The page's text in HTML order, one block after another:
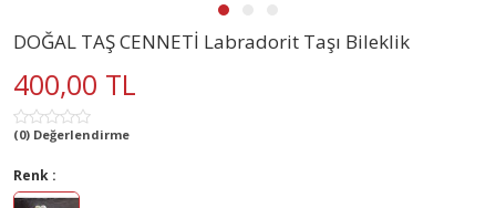
DOĞAL TAŞ CENNETİ Labradorit Taşı Bileklik
400,00 TL
(0) Değerlendirme
Renk :